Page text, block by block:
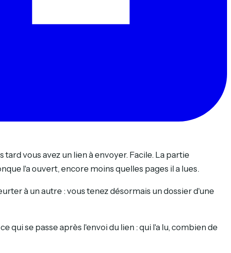
vous avez un lien à envoyer. Facile. La partie
l'a ouvert, encore moins quelles pages il a lues.
à un autre : vous tenez désormais un dossier d'une
qui se passe après l'envoi du lien : qui l'a lu, combien de